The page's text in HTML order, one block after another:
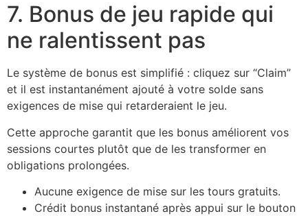
7. Bonus de jeu rapide qui
ne ralentissent pas
Le système de bonus est simplifié : cliquez sur “Claim”
et il est instantanément ajouté à votre solde sans
exigences de mise qui retarderaient le jeu.
Cette approche garantit que les bonus améliorent vos
sessions courtes plutôt que de les transformer en
obligations prolongées.
Aucune exigence de mise sur les tours gratuits.
Crédit bonus instantané après appui sur le bouton